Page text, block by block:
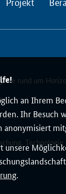
an Ihrem
Ihr Besuch
anonymisiert
unsere
.
Projekt
rund um
Technologie